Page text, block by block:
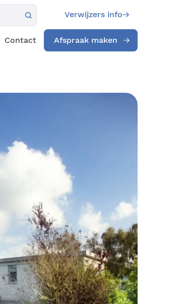
Verwijzers info
Contact Afspraak maken